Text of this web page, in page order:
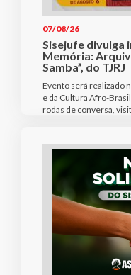
07/08/26
Sisejufe divulga
Memória:
Samba”, do TJRJ
Evento será realizado
e da Cultura Afro-
rodas de conversa,